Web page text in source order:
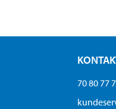
70 80 77